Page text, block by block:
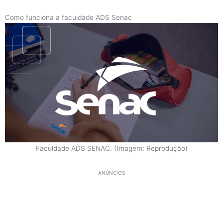
Como funciona a faculdade ADS Senac
Faculdade ADS SENAC. (Imagem: Reprodução)
ANÚNCIOS